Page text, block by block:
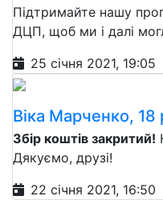
Підтримайте нашу
ДЦП, щоб ми і далі
25 січня 2021, 19:05
Віка Марченко, 18
Збір коштів закритий!
Дякуємо, друзі!
22 січня 2021, 16:50